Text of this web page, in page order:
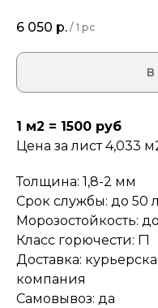
6 050 р. / 1 pc
В
1 м2 = 1500 руб
Цена за лист 4,033
Толщина: 1,8-2 мм
Срок службы: до 50
Морозостойкость:
Класс горючести: Г1
Доставка:
компания
Самовывоз: да